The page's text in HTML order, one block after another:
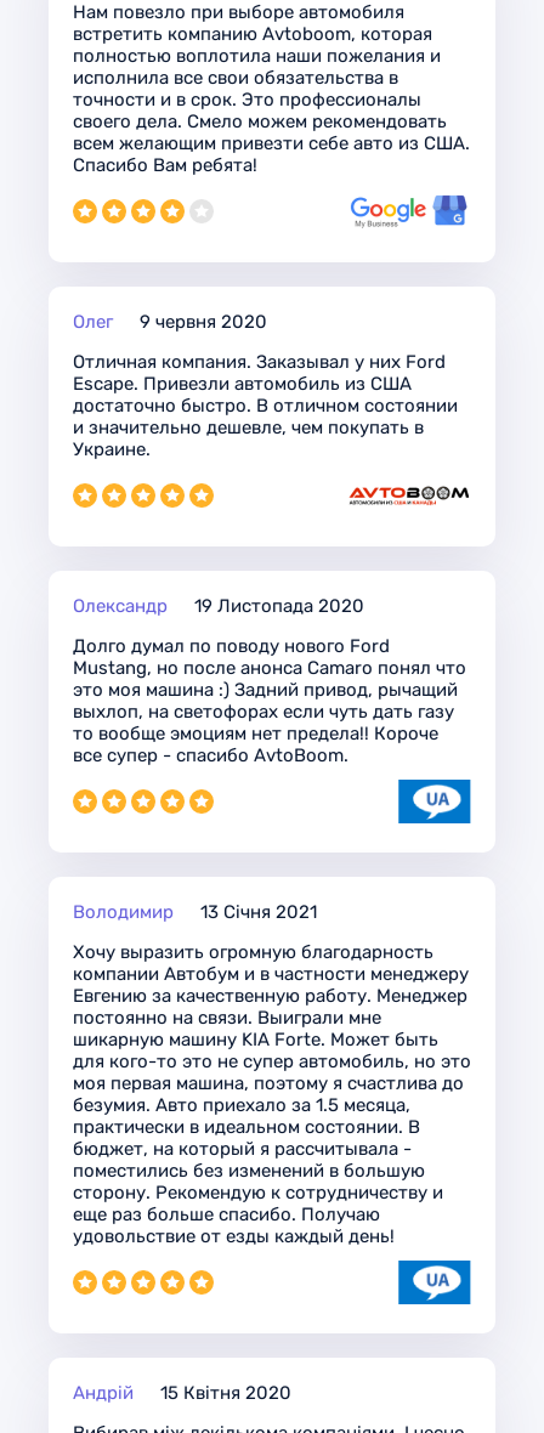
Нам повезло при выборе автомобиля
встретить компанию Avtoboom, которая
полностью воплотила наши пожелания и
исполнила все свои обязательства в
точности и в срок. Это профессионалы
своего дела. Смело можем рекомендовать
всем желающим привезти себе авто из США.
Спасибо Вам ребята!
Олег
9 червня 2020
Отличная компания. Заказывал у них Ford
Escape. Привезли автомобиль из США
достаточно быстро. В отличном состоянии
и значительно дешевле, чем покупать в
Украине.
Олександр
19 Листопада 2020
Долго думал по поводу нового Ford
Mustang, но после анонса Camaro понял что
это моя машина :) Задний привод, рычащий
выхлоп, на светофорах если чуть дать газу
то вообще эмоциям нет предела!! Короче
все супер - спасибо AvtoBoom.
Володимир
13 Січня 2021
Хочу выразить огромную благодарность
компании Автобум и в частности менеджеру
Евгению за качественную работу. Менеджер
постоянно на связи. Выиграли мне
шикарную машину KIA Forte. Может быть
для кого-то это не супер автомобиль, но это
моя первая машина, поэтому я счастлива до
безумия. Авто приехало за 1.5 месяца,
практически в идеальном состоянии. В
бюджет, на который я рассчитывала -
поместились без изменений в большую
сторону. Рекомендую к сотрудничеству и
еще раз больше спасибо. Получаю
удовольствие от езды каждый день!
Андрій
15 Квітня 2020